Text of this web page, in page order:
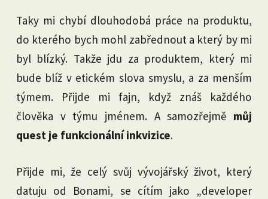
Taky mi chybí dlouhodobá práce na produktu,
do kterého bych mohl zabřednout a který by mi
byl blízký. Takže jdu za produktem, který mi
bude blíž v etickém slova smyslu, a za menším
týmem. Přijde mi fajn, když znáš každého
člověka v týmu jménem. A samozřejmě můj
quest je funkcionální inkvizice.
Přijde mi, že celý svůj vývojářský život, který
datuju od Bonami, se cítím jako „developer